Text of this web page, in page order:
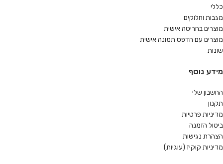
כללי
מגבות וחלוקים
מוצרים בחריטה אישית
מוצרים עם הדפס תמונה אישית
שונות
מידע נוסף
החשבון שלי
תקנון
מדיניות פרטיות
ביטול הזמנה
הצהרת נגישות
מדיניות קוקיז (עוגיות)